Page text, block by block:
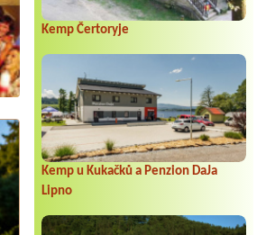
Kemp Čertoryje
Kemp u Kukačků a Penzion DaJa
Lipno